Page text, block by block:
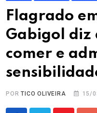
Flagrado
Gabigol diz
comer e
PORTICO OLIVEIRA 15/